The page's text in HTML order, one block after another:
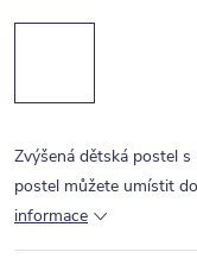
Zvýšená dětská postel
postel můžete umístit
informace